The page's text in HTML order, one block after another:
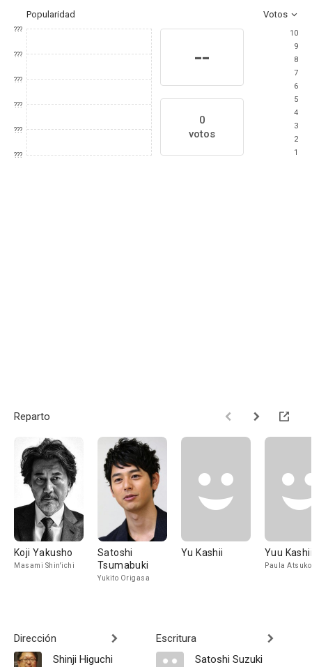
Popularidad Votos
???
???
???
???
???
???
--
0
votos
10
9
8
7
6
5
4
3
2
1
Reparto
Koji Yakusho
Masami Shin'ichi
Satoshi
Tsumabuki
Yukito Origasa
Yu Kashii Yuu Kashii
Paula
Dirección
Shinji Higuchi
Escritura
Satoshi Suzuki